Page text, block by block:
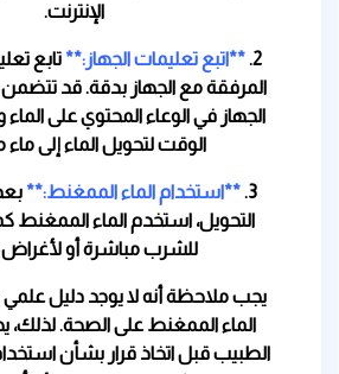
الإنترنت.
2. **اتبع تعليمات الجهاز:** تابع
المرفقة مع الجهاز بدقة. قد
الجهاز في الوعاء المحتوي على
الوقت لتحويل الماء إلى
3. **استخدام الماء الممغنط:**
التحويل، استخدم الماء الممغنط
للشرب مباشرة أو لأغراض
يجب ملاحظة أنه لا يوجد دليل
الماء الممغنط على الصحة. لذلك،
الطبيب قبل اتخاذ قرار بشأن